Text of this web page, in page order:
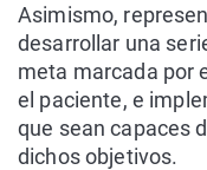
Asimismo,
desarrollar una
meta marcada por
el paciente, e
que sean capaces
dichos objetivos.